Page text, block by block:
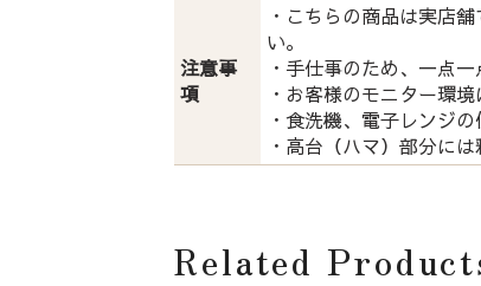
注意事
項
・こちらの商品は実店
い。
・手仕事のため、一点
・お客様のモニター環
・食洗機、電子レンジの
・高台（ハマ）部分に
Related